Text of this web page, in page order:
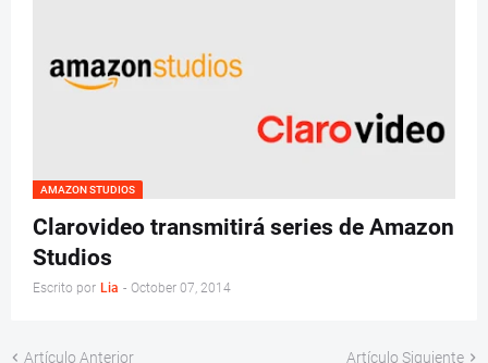
AMAZON STUDIOS
Clarovideo transmitirá series de Amazon
Studios
Escrito por Lia - October 07, 2014
Artículo Anterior Artículo Siguiente